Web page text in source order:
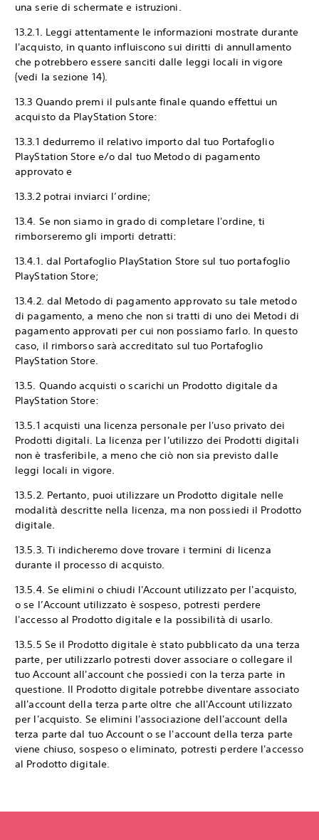
una serie di schermate e istruzioni.
13.2.1. Leggi attentamente le informazioni mostrate durante
l'acquisto, in quanto influiscono sui diritti di annullamento
che potrebbero essere sanciti dalle leggi locali in vigore
(vedi la sezione 14).
13.3 Quando premi il pulsante finale quando effettui un
acquisto da PlayStation Store:
13.3.1 dedurremo il relativo importo dal tuo Portafoglio
PlayStation Store e/o dal tuo Metodo di pagamento
approvato e
13.3.2 potrai inviarci l’ordine;
13.4. Se non siamo in grado di completare l'ordine, ti
rimborseremo gli importi detratti:
13.4.1. dal Portafoglio PlayStation Store sul tuo portafoglio
PlayStation Store;
13.4.2. dal Metodo di pagamento approvato su tale metodo
di pagamento, a meno che non si tratti di uno dei Metodi di
pagamento approvati per cui non possiamo farlo. In questo
caso, il rimborso sarà accreditato sul tuo Portafoglio
PlayStation Store.
13.5. Quando acquisti o scarichi un Prodotto digitale da
PlayStation Store:
13.5.1 acquisti una licenza personale per l'uso privato dei
Prodotti digitali. La licenza per l'utilizzo dei Prodotti digitali
non è trasferibile, a meno che ciò non sia previsto dalle
leggi locali in vigore.
13.5.2. Pertanto, puoi utilizzare un Prodotto digitale nelle
modalità descritte nella licenza, ma non possiedi il Prodotto
digitale.
13.5.3. Ti indicheremo dove trovare i termini di licenza
durante il processo di acquisto.
13.5.4. Se elimini o chiudi l'Account utilizzato per l'acquisto,
o se l’Account utilizzato è sospeso, potresti perdere
l'accesso al Prodotto digitale e la possibilità di usarlo.
13.5.5 Se il Prodotto digitale è stato pubblicato da una terza
parte, per utilizzarlo potresti dover associare o collegare il
tuo Account all'account che possiedi con la terza parte in
questione. Il Prodotto digitale potrebbe diventare associato
all'account della terza parte oltre che all'Account utilizzato
per l'acquisto. Se elimini l'associazione dell'account della
terza parte dal tuo Account o se l'account della terza parte
viene chiuso, sospeso o eliminato, potresti perdere l'accesso
al Prodotto digitale.